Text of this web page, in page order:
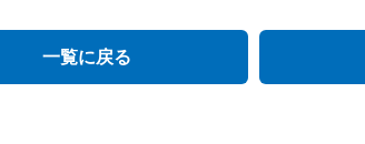
一覧に戻る